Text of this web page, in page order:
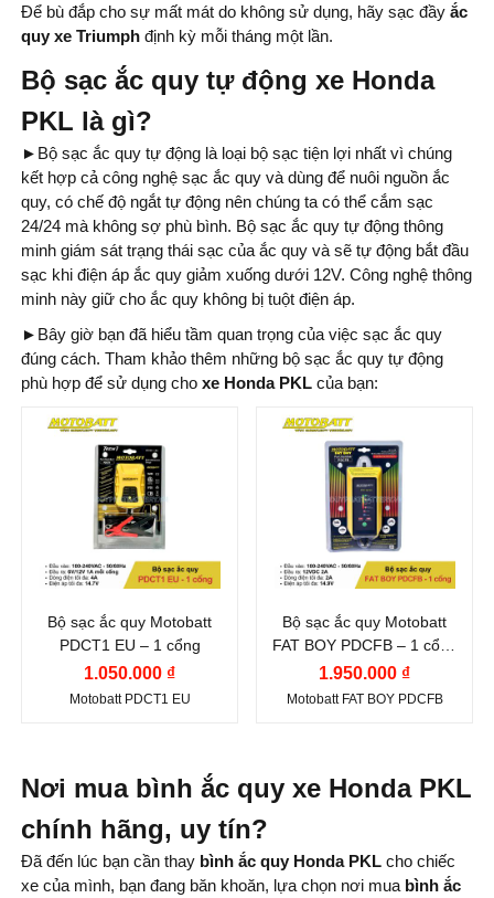
Để bù đắp cho sự mất mát do không sử dụng, hãy sạc đầy ắc
quy xe Triumph định kỳ mỗi tháng một lần.
Bộ sạc ắc quy tự động xe Honda
PKL là gì?
► Bộ sạc ắc quy tự động là loại bộ sạc tiện lợi nhất vì chúng
kết hợp cả công nghệ sạc ắc quy và dùng để nuôi nguồn ắc
quy, có chế độ ngắt tự động nên chúng ta có thể cắm sạc
24/24 mà không sợ phù bình. Bộ sạc ắc quy tự động thông
minh giám sát trạng thái sạc của ắc quy và sẽ tự động bắt đầu
sạc khi điện áp ắc quy giảm xuống dưới 12V. Công nghệ thông
minh này giữ cho ắc quy không bị tuột điện áp.
► Bây giờ bạn đã hiểu tầm quan trọng của việc sạc ắc quy
đúng cách. Tham khảo thêm những bộ sạc ắc quy tự động
phù hợp để sử dụng cho xe Honda PKL của bạn:
Bộ sạc ắc quy Motobatt
PDCT1 EU – 1 cổng
1.050.000 ₫
Motobatt PDCT1 EU
Bộ sạc ắc quy Motobatt
FAT BOY PDCFB – 1 cổng
– Có thang đo
1.950.000 ₫
Motobatt FAT BOY PDCFB
Nơi mua bình ắc quy xe Honda PKL
chính hãng, uy tín?
Đã đến lúc bạn cần thay bình ắc quy Honda PKL cho chiếc
xe của mình, bạn đang băn khoăn, lựa chọn nơi mua bình ắc